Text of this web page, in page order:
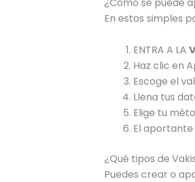
¿Cómo se puede
En estos simples
ENTRA A LA
Haz clic en
Escoge el
Llena tus
Elige tu
El
¿Qué tipos de
Puedes crear o